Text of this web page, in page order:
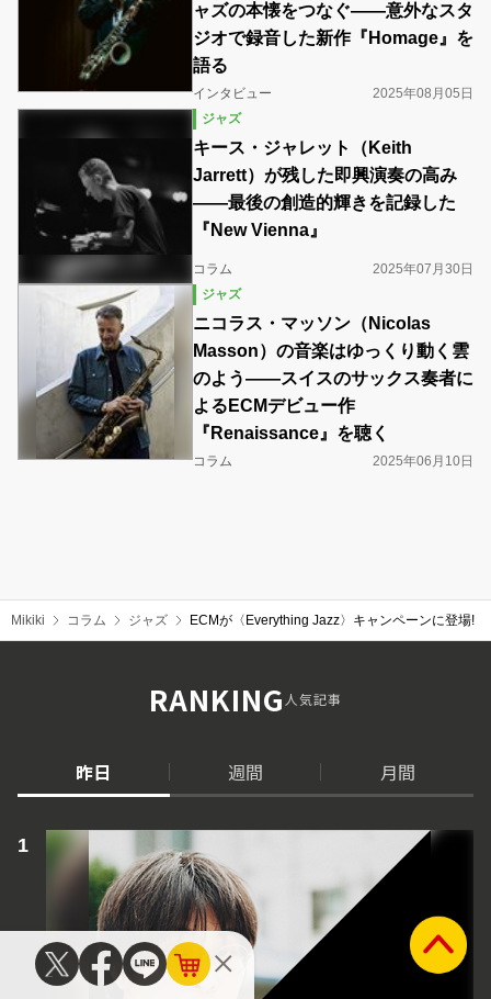
ャズの本懐をつなぐ――意外なスタ
ジオで録音した新作『Homage』を
語る
インタビュー
2025年08月05日
ジャズ
キース・ジャレット（Keith
Jarrett）が残した即興演奏の高み
――最後の創造的輝きを記録した
『New Vienna』
コラム
2025年07月30日
ジャズ
ニコラス・マッソン（Nicolas
Masson）の音楽はゆっくり動く雲
のよう――スイスのサックス奏者に
よるECMデビュー作
『Renaissance』を聴く
コラム 2025年06月10日
Mikiki コラム ジャズ ECMが〈Everything Jazz〉キャンペーンに登場!
RANKING人気記事
昨日 週間 月間